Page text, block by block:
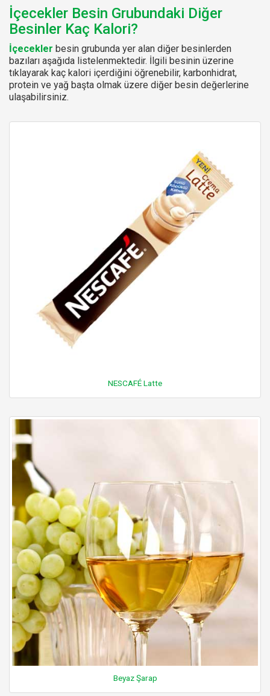
İçecekler Besin Grubundaki Diğer
Besinler Kaç Kalori?
İçecekler besin grubunda yer alan diğer besinlerden
bazıları aşağıda listelenmektedir. İlgili besinin üzerine
tıklayarak kaç kalori içerdiğini öğrenebilir, karbonhidrat,
protein ve yağ başta olmak üzere diğer besin değerlerine
ulaşabilirsiniz.
NESCAFÉ Latte
Beyaz Şarap